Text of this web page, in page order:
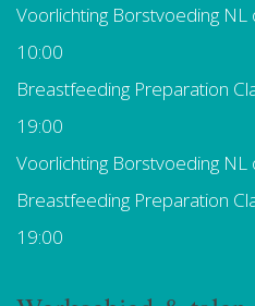
Voorlichting Borstvoeding NL
10:00
Breastfeeding Preparation
19:00
Voorlichting Borstvoeding NL
Breastfeeding Preparation
19:00